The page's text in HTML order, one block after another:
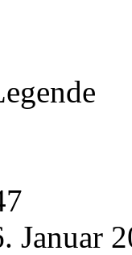
Januar